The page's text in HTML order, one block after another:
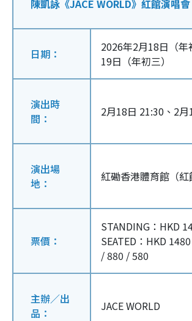
陳凱詠《JACE WORLD》紅館演唱
日期：
2026年2月18日（年
19日（年初三）
演出時
間：
2月18日 21:30、2
演出場
地：
紅磡香港體育館（紅
票價：
STANDING：HKD
SEATED：HKD
/ 880 / 580
主辦／出
品：
JACE WORLD